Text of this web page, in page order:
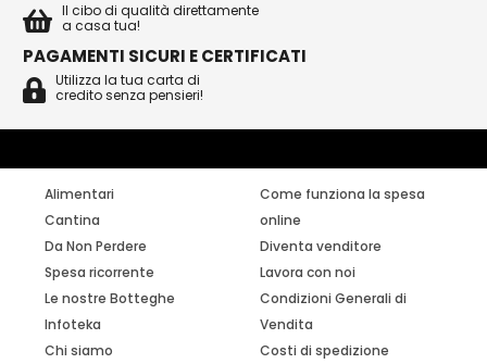
Il cibo di qualità direttamente
a casa tua!
PAGAMENTI SICURI E CERTIFICATI
Utilizza la tua carta di
credito senza pensieri!
Alimentari
Cantina
Da Non Perdere
Spesa ricorrente
Le nostre Botteghe
Infoteka
Chi siamo
Come funziona la spesa
online
Diventa venditore
Lavora con noi
Condizioni Generali di
Vendita
Costi di spedizione